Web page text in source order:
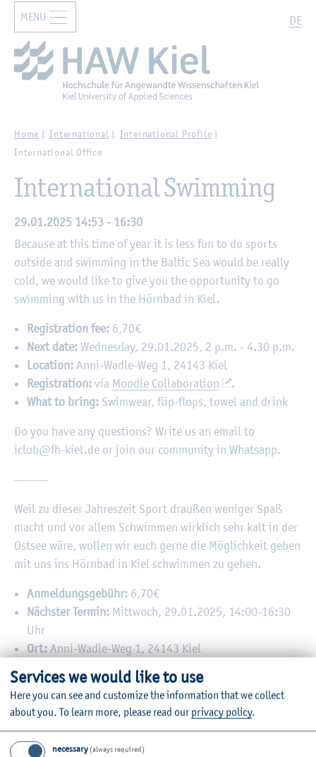
Zur Hauptnavigation springen Zum Hauptinhalt springen
DE
MENU
Home International
International Profile
International Office
International Swimming
29.01.2025 14:53 - 16:30
Because at this time of year it is less fun to do sports
outside and swimming in the Baltic Sea would be really
cold, we would like to give you the opportunity to go
swimming with us in the Hörnbad in Kiel.
Registration fee:6,70€
Next date:Wednesday, 29.01.2025, 2 p.m. - 4.30 p.m.
Location:Anni-Wadle-Weg 1, 24143 Kiel
Registration:via Moodle Collaboration
.
What to bring:Swimwear, flip-flops, towel and drink
Do you have any questions? Write us an email to
iclub@fh-kiel.de or join our community in Whatsapp.
--------
Weil zu dieser Jahreszeit Sport draußen weniger Spaß
macht und vor allem Schwimmen wirklich sehr kalt in der
Ostsee wäre, wollen wir euch gerne die Möglichkeit geben
mit uns ins Hörnbad in Kiel schwimmen zu gehen.
Anmeldungsgebühr:6,70€
Nächster Termin: Mittwoch, 29.01.2025, 14:00-16:30
Uhr
Ort:Anni-Wadle-Weg 1, 24143 Kiel
Anmeldung:
Moodle Collaboration
Mitzubringen:Badeklamotten, Badelatschen,
Handtuch und Trinken
Services we would like to use
Here you can see and customize the information that we collect
about you. To learn more, please read our privacy policy.
necessary (always required)